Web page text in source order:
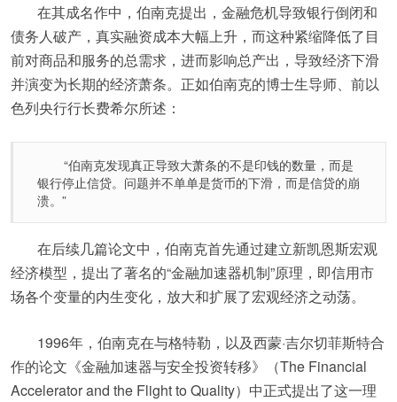
在其成名作中，伯南克提出，金融危机导致银行倒闭和
债务人破产，真实融资成本大幅上升，而这种紧缩降低了目
前对商品和服务的总需求，进而影响总产出，导致经济下滑
并演变为长期的经济萧条。正如伯南克的博士生导师、前以
色列央行行长费希尔所述：
“伯南克发现真正导致大萧条的不是印钱的数量，而是
银行停止信贷。问题并不单单是货币的下滑，而是信贷的崩
溃。”
在后续几篇论文中，伯南克首先通过建立新凯恩斯宏观
经济模型，提出了著名的“金融加速器机制”原理，即信用市
场各个变量的内生变化，放大和扩展了宏观经济之动荡。
1996年，伯南克在与格特勒，以及西蒙·吉尔切菲斯特合
作的论文《金融加速器与安全投资转移》（The Financial
Accelerator and the Flight to Quality）中正式提出了这一理